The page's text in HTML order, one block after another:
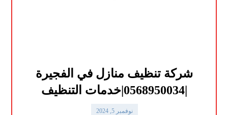
شركة تنظيف منازل في الفجيرة
|0568950034|خدمات التنظيف
نوفمبر 5, 2024